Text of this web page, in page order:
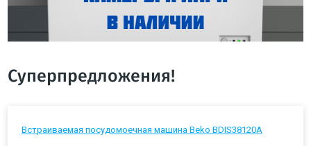
Суперпредложения!
Встраиваемая посудомоечная машина Beko BDIS38120A